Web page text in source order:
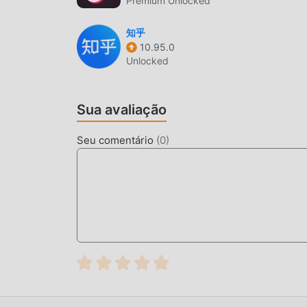
BAIXE AGORA
Clique no botão de download e instale o App
mod Honey Jar1.52.7 no moddroid e instalar o
知乎
10.95.0
Unlocked
Sua avaliação
Seu comentário (0)